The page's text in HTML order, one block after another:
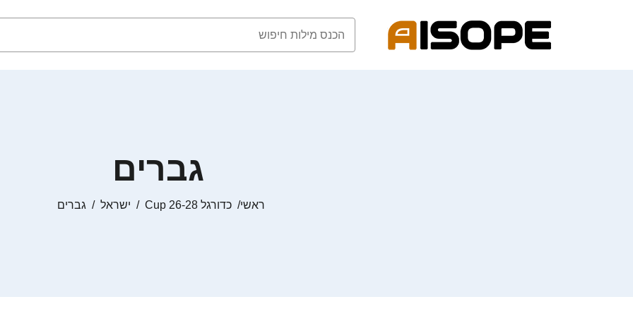
גברים
ראשי כדורגל Cup 26-28 ישראל גברים